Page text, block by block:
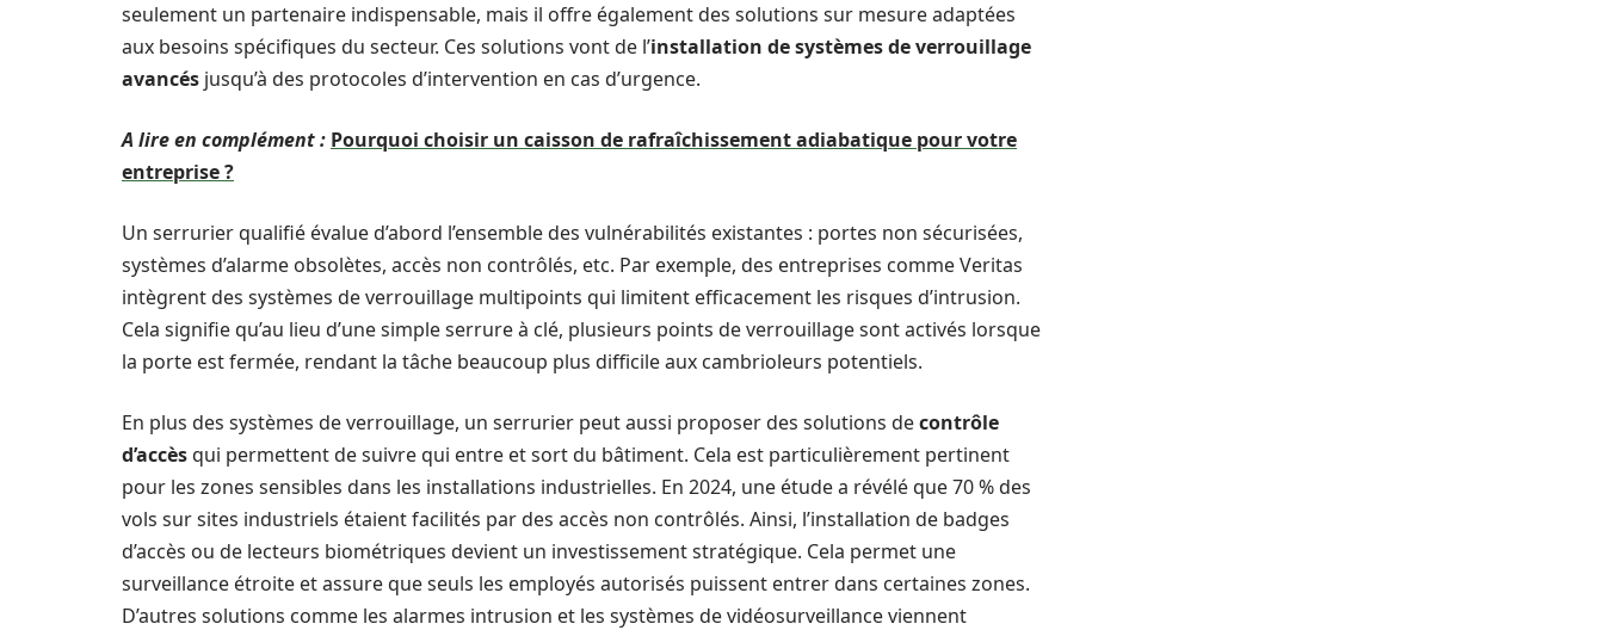
seulement un partenaire indispensable, mais il offre également des solutions sur mesure adaptées
aux besoins spécifiques du secteur. Ces solutions vont de l’installation de systèmes de verrouillage
avancés jusqu’à des protocoles d’intervention en cas d’urgence.
A lire en complément : Pourquoi choisir un caisson de rafraîchissement adiabatique pour votre
entreprise ?
Un serrurier qualifié évalue d’abord l’ensemble des vulnérabilités existantes : portes non sécurisées,
systèmes d’alarme obsolètes, accès non contrôlés, etc. Par exemple, des entreprises comme Veritas
intègrent des systèmes de verrouillage multipoints qui limitent efficacement les risques d’intrusion.
Cela signifie qu’au lieu d’une simple serrure à clé, plusieurs points de verrouillage sont activés lorsque
la porte est fermée, rendant la tâche beaucoup plus difficile aux cambrioleurs potentiels.
En plus des systèmes de verrouillage, un serrurier peut aussi proposer des solutions decontrôle
d’accèsqui permettent de suivre qui entre et sort du bâtiment. Cela est particulièrement pertinent
pour les zones sensibles dans les installations industrielles. En 2024, une étude a révélé que 70 % des
vols sur sites industriels étaient facilités par des accès non contrôlés. Ainsi, l’installation de badges
d’accès ou de lecteurs biométriques devient un investissement stratégique. Cela permet une
surveillance étroite et assure que seuls les employés autorisés puissent entrer dans certaines zones.
D’autres solutions comme les alarmes intrusion et les systèmes de vidéosurveillance viennent